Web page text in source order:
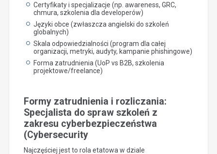
Certyfikaty i specjalizacje (np. awareness, GRC,
chmura, szkolenia dla developerów)
Języki obce (zwłaszcza angielski do szkoleń
globalnych)
Skala odpowiedzialności (program dla całej
organizacji, metryki, audyty, kampanie phishingowe)
Forma zatrudnienia (UoP vs B2B, szkolenia
projektowe/freelance)
Formy zatrudnienia i rozliczania:
Specjalista do spraw szkoleń z
zakresu cyberbezpieczeństwa
(Cybersecurity
Najczęściej jest to rola etatowa w dziale